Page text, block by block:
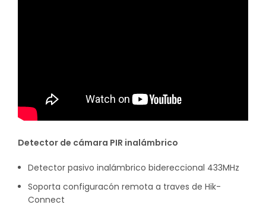
Detector de cámara PIR inalámbrico
Detector pasivo inalámbrico bidereccional 433MHz
Soporta configuracón remota a traves de Hik-
Connect